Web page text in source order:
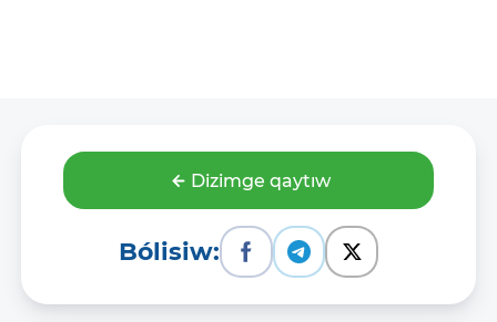
Dizimge qaytıw
Bólisiw: